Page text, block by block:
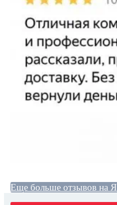
Еще больше отзывов на